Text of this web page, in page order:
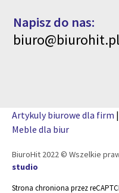
Napisz do nas:
biuro@biurohit.pl
Artykuly biurowe dla firm |
Meble dla biur
BiuroHit 2022 © Wszelkie
studio
Strona chroniona przez